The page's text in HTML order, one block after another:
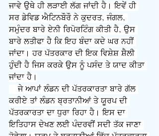
ਜਾਵੇ ਉਥੇ ਹੀ ਲੜਾਈ ਲੱਗ ਜਾਂਦੀ ਹੈ। ਇਵੇਂ ਹੀ
ਸਰ ਡੇਵਿਡ ਐਟਿਨਬੌਰੌ ਨੇ ਕੁਦਰਤ, ਜੰਗਲ,
ਸਮੁੰਦਰ ਬਾਰੇ ਏਨੀ ਰਿਪੋਰਟਿੰਗ ਕੀਤੀ ਹੈ, ਉਸ
ਬਾਰੇ ਲਤੀਫਾ ਹੈ ਕਿ ਇਹ ਬੰਦਾ ਕਦੇ ਘਰ ਨਹੀਂ
ਜਾਂਦਾ। ਹਰ ਪੱਤਰਕਾਰ ਦੀ ਇਕ ਵਿਸ਼ੇਸ਼ ਸ਼ੈਲੀ
ਹੁੰਦੀ ਹੈ ਜਿਸ ਕਰਕੇ ਉਸ ਨੂੰ ਪਸੰਦ ਤੇ ਯਾਦ ਕੀਤਾ
ਜਾਂਦਾ ਹੈ।
ਜੇ ਆਪਾਂ ਲੰਡਨ ਦੀ ਪੱਤਰਕਾਰਤਾ ਬਾਰੇ ਗੱਲ
ਕਰੀਏ ਤਾਂ ਲੰਡਨ ਬ੍ਰਤਾਨੀਆਂ ਤੇ ਯੂਰਪ ਦੀ
ਪੱਤਰਕਾਰਤਾ ਦਾ ਧੁਰਾ ਰਿਹਾ ਹੈ। ਇਸ ਦਾ
ਇਤਿਹਾਸ ਦੇਖਣ ਲਈ ਪੰਦਰਵੀਂ ਸਦੀ ਤੱਕ ਜਾਣਾ